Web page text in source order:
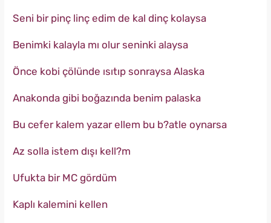
Seni bir pinç linç edim de kal dinç kolaysa
Benimki kalayla mı olur seninki alaysa
Önce kobi çölünde ısıtıp sonraysa Alaska
Anakonda gibi boğazında benim palaska
Bu cefer kalem yazar ellem bu b?atle oynarsa
Az solla istem dışı kell?m
Ufukta bir MC gördüm
Kaplı kalemini kellen